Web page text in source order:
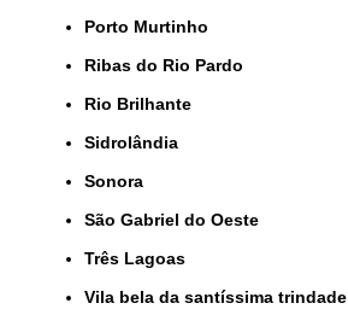
Porto Murtinho
Ribas do Rio Pardo
Rio Brilhante
Sidrolândia
Sonora
São Gabriel do Oeste
Três Lagoas
Vila bela da santíssima trindade